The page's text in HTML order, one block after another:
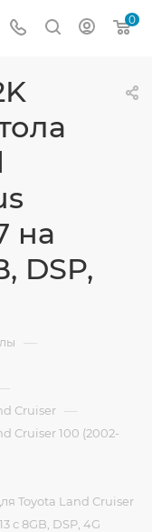
0
на
DSP,
—
Cruiser —
Cruiser 100 (2002-
Toyota Land Cruiser
c 8GB, DSP, 4G